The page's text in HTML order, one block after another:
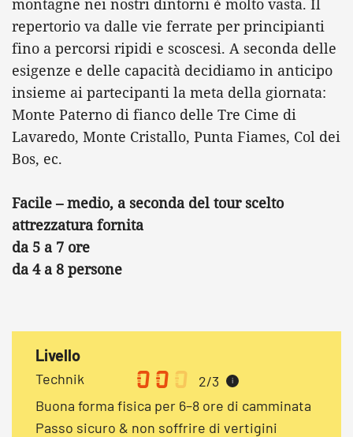
repertorio va dalle vie ferrate per principianti
fino a percorsi ripidi e scoscesi. A seconda delle
esigenze e delle capacità decidiamo in anticipo
insieme ai partecipanti la meta della giornata:
Monte Paterno di fianco delle Tre Cime di
Lavaredo, Monte Cristallo, Punta Fiames, Col dei
Bos, ec.
Facile – medio, a seconda del tour scelto
attrezzatura fornita
da 5 a 7 ore
da 4 a 8 persone
Livello
Technik 2/3 i
Buona forma fisica per 6–8 ore di camminata
Passo sicuro & non soffrire di vertigini